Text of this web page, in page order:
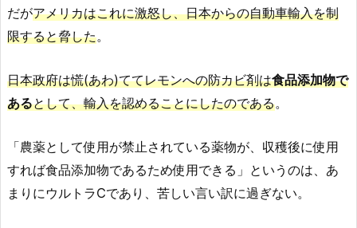
だがアメリカはこれに激怒し、日本からの自動車輸入を制
限すると脅した。
日本政府は慌(あわ)ててレモンへの防カビ剤は食品添加物で
あるとして、輸入を認めることにしたのである。
「農薬として使用が禁止されている薬物が、収穫後に使用
すれば食品添加物であるため使用できる」というのは、あ
まりにウルトラCであり、苦しい言い訳に過ぎない。